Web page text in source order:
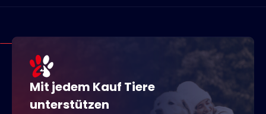
Mit jedem Kauf Tiere
unterstützen